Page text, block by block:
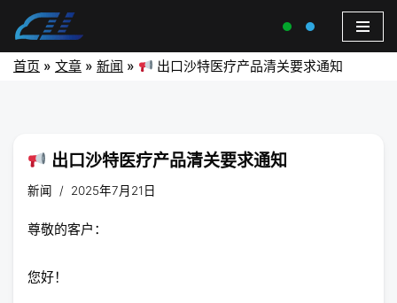
首页 » 文章 » 新闻 » 出口沙特医疗产品清关要求通知
出口沙特医疗产品清关要求通知
新闻 2025年7月21日
尊敬的客户：
您好！